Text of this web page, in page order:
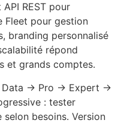
REST pour
Fleet pour gestion
branding personnalisé
répond
et grands comptes.
Data → Pro → Expert →
: tester
besoins. Version